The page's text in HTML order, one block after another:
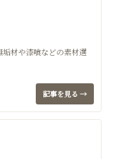
材や漆喰などの素材選
記事を見る →